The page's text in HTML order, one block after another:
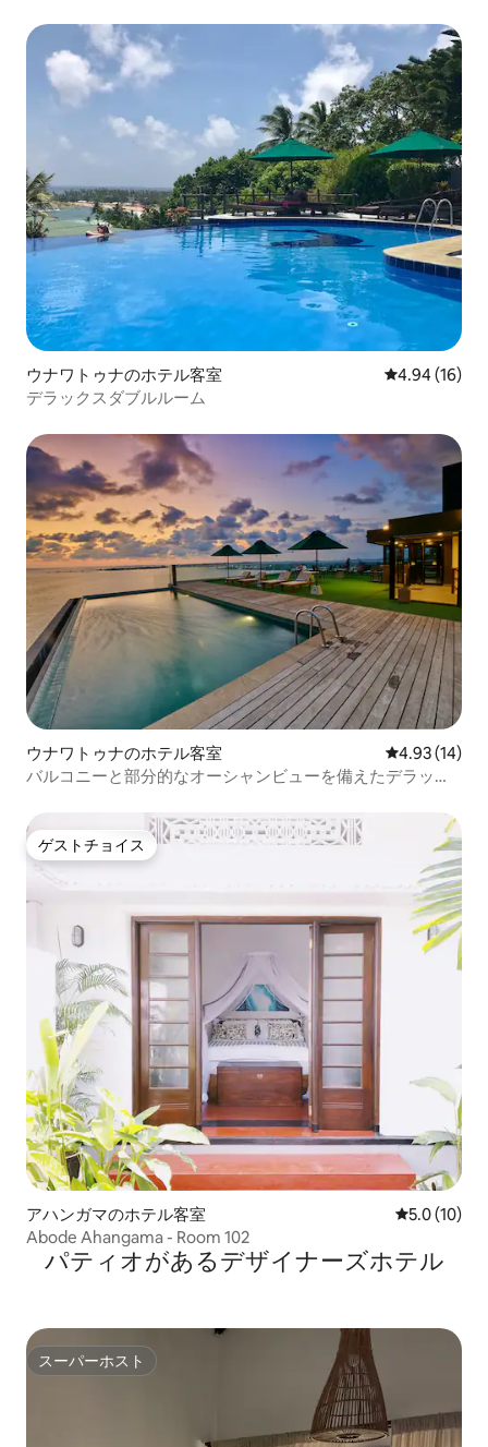
ウナワトゥナのホテル客室 レビュー16
4.94 (16)
デラックスダブルルーム
ウナワトゥナのホテル客室 レビュー14
4.93 (14)
バルコニーと部分的なオーシャンビューを備えたデラック
ゲストチョイス
ゲストチョイス
アハンガマのホテル客室 レビュー10
5.0 (10)
Abode Ahangama - Room 102
パティオがあるデ⁠ザ⁠イ⁠ナ⁠ー⁠ズホ⁠テ⁠ル
スーパーホスト
スーパーホスト